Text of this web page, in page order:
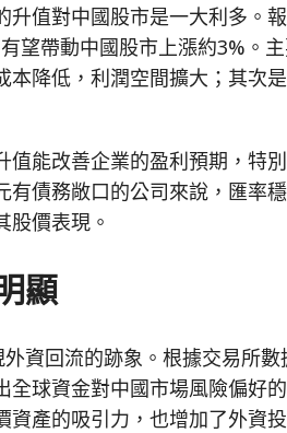
升值對中國股市是一大利多。
望帶動中國股市上漲約3%。
本降低，利潤空間擴大；其次
值能改善企業的盈利預期，特
有債務敞口的公司來說，匯率
股價表現。
顯
資回流的跡象。根據交易所
全球資金對中國市場風險偏好
資產的吸引力，也增加了外資